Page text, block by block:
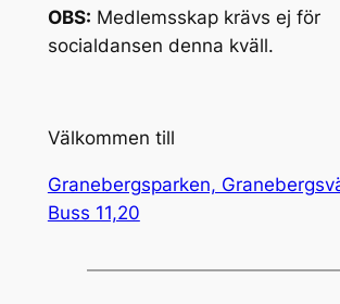
OBS: Medlemsskap krävs ej för
socialdansen denna kväll.
Välkommen till
Granebergsparken,
Buss 11,20